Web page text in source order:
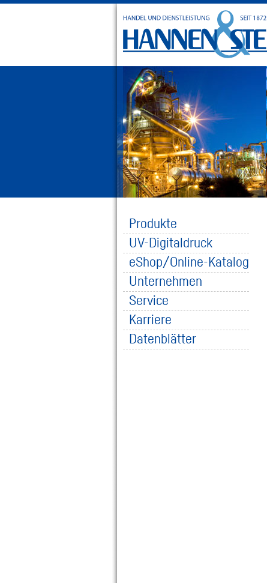
Produkte
UV-Digitaldruck
eShop/Online-Katalog
Unternehmen
Service
Karriere
Datenblätter